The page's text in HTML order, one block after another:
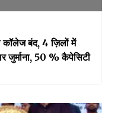
बंद, 4 ज़िलों में
जुर्माना, 50 % कैपेसिटी